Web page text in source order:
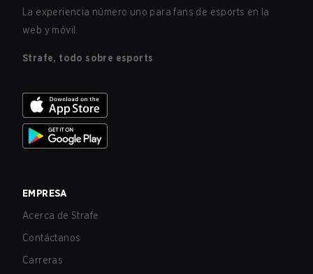
La experiencia número uno para fans de esports en la
web y móvil.
Strafe, todo sobre esports
EMPRESA
Acerca de Strafe
Contáctanos
Carreras